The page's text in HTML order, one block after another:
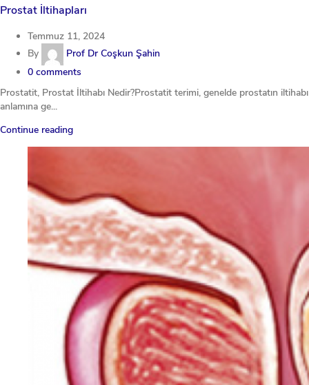
Prostat İltihapları
Temmuz 11, 2024
By
Prof Dr Coşkun Şahin
0 comments
Prostatit, Prostat İltihabı Nedir?Prostatit terimi, genelde prostatın iltihabı
anlamına ge...
Continue reading